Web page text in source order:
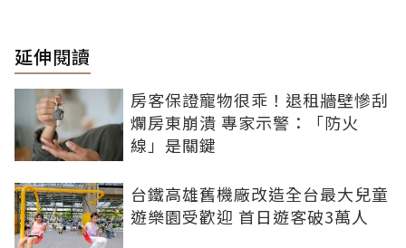
延伸閱讀
房客保證寵物很乖！退租牆壁慘刮
爛房東崩潰 專家示警：「防火
線」是關鍵
台鐵高雄舊機廠改造全台最大兒童
遊樂園受歡迎 首日遊客破3萬人